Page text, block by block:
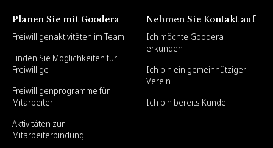
Planen Sie mit Goodera
Freiwilligenaktivitäten im Team
Finden Sie Möglichkeiten für
Freiwillige
Freiwilligenprogramme für
Mitarbeiter
Aktivitäten zur
Mitarbeiterbindung
Nehmen Sie Kontakt auf
Ich möchte Goodera
erkunden
Ich bin ein gemeinnütziger
Verein
Ich bin bereits Kunde